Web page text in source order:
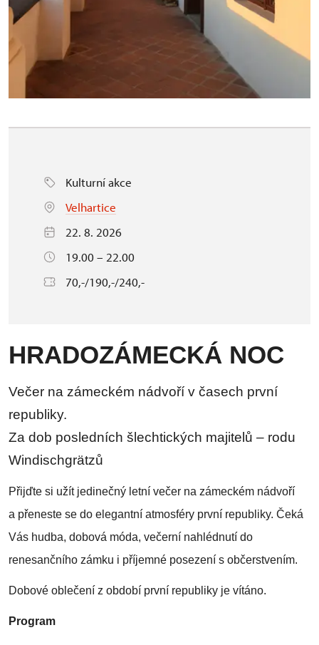
Kulturní akce
Velhartice
22. 8. 2026
19.00 – 22.00
70,-/190,-/240,-
HRADOZÁMECKÁ NOC
Večer na zámeckém nádvoří v časech první
republiky.
Za dob posledních šlechtických majitelů – rodu
Windischgrätzů
Přijďte si užít jedinečný letní večer na zámeckém nádvoří
a přeneste se do elegantní atmosféry první republiky. Čeká
Vás hudba, dobová móda, večerní nahlédnutí do
renesančního zámku i příjemné posezení s občerstvením.
Dobové oblečení z období první republiky je vítáno.
Program